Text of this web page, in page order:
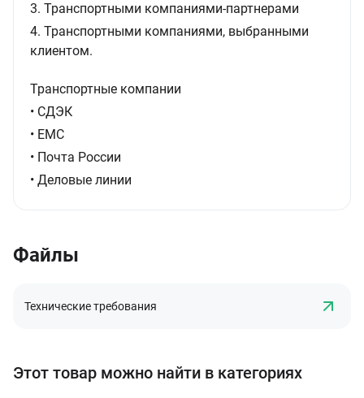
3. Транспортными компаниями-партнерами
4. Транспортными компаниями, выбранными
клиентом.
Транспортные компании
• СДЭК
• ЕМС
• Почта России
• Деловые линии
Файлы
Технические требования
Этот товар можно найти в категориях